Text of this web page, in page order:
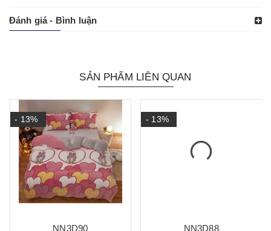
Đánh giá - Bình luận
SẢN PHẨM LIÊN QUAN
- 13%
NN3D90
- 13%
NN3D88